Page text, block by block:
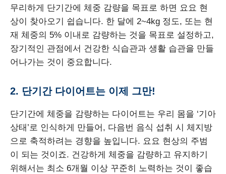
무리하게 단기간에 체중 감량을 목표로 하면 요요 현
상이 찾아오기 쉽습니다. 한 달에 2~4kg 정도, 또는 현
재 체중의 5% 이내로 감량하는 것을 목표로 설정하고,
장기적인 관점에서 건강한 식습관과 생활 습관을 만들
어나가는 것이 중요합니다.
2. 단기간 다이어트는 이제 그만!
단기간에 체중을 감량하는 다이어트는 우리 몸을 ‘기아
상태’로 인식하게 만들어, 다음번 음식 섭취 시 체지방
으로 축적하려는 경향을 높입니다. 요요 현상의 주범
이 되는 것이죠. 건강하게 체중을 감량하고 유지하기
위해서는 최소 6개월 이상 꾸준히 노력하는 것이 좋습